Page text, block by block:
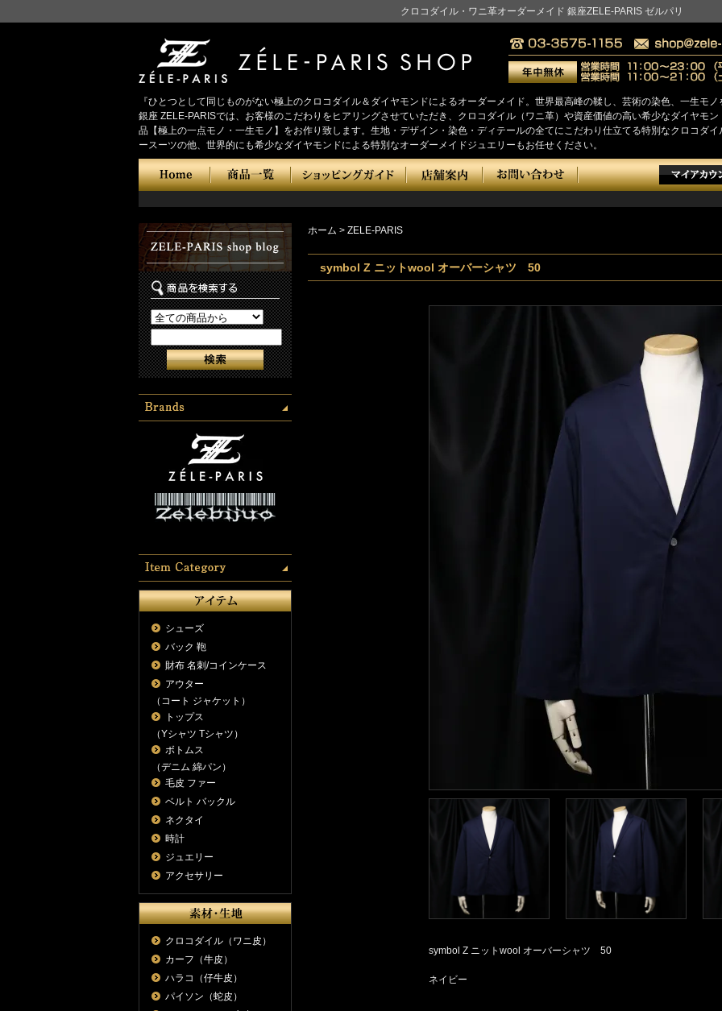
クロコダイル・ワニ革オーダーメイド 銀座ZELE-PARIS ゼルパリ
『ひとつとして同じものがない極上のクロコダイル＆ダイヤモンドによるオーダーメイド。世界最高峰の鞣し、芸術の染色、一生モノ
銀座 ZELE-PARISでは、お客様のこだわりをヒアリングさせていただき、クロコダイル（ワニ革）や資産価値の高い希少なダイヤモ
品【極上の一点モノ・一生モノ】をお作り致します。生地・デザイン・染色・ディテールの全てにこだわり仕立てる特別なクロコダ
ースーツの他、世界的にも希少なダイヤモンドによる特別なオーダーメイドジュエリーもお任せください。
ホーム > ZELE-PARIS
symbol Z ニットwool オーバーシャツ 50
symbol Z ニットwool オーバーシャツ 50
ネイビー
シューズ
バック 鞄
財布 名刺/コインケース
アウター
（コート ジャケット）
トップス
（Yシャツ Tシャツ）
ボトムス
（デニム 綿パン）
毛皮 ファー
ベルト バックル
ネクタイ
時計
ジュエリー
アクセサリー
クロコダイル（ワニ皮）
カーフ（牛皮）
ハラコ（仔牛皮）
パイソン（蛇皮）